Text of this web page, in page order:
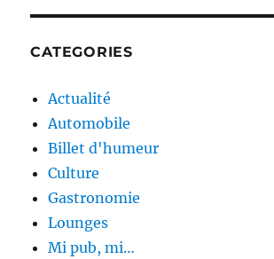
CATEGORIES
Actualité
Automobile
Billet d'humeur
Culture
Gastronomie
Lounges
Mi pub, mi…